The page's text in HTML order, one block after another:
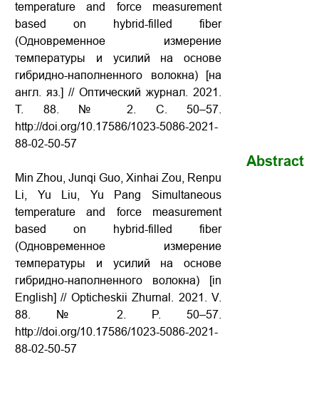
temperature and force measurement
based on hybrid-filled fiber
(Одновременное измерение
температуры и усилий на основе
гибридно-наполненного волокна) [на
англ. яз.] // Оптический журнал. 2021.
Т. 88. № 2. С. 50–57.
http://doi.org/10.17586/1023-5086-2021-
88-02-50-57
Min Zhou, Junqi Guo, Xinhai Zou, Renpu
Li, Yu Liu, Yu Pang Simultaneous
temperature and force measurement
based on hybrid-filled fiber
(Одновременное измерение
температуры и усилий на основе
гибридно-наполненного волокна) [in
English] // Opticheskii Zhurnal. 2021. V.
88. № 2. P. 50–57.
http://doi.org/10.17586/1023-5086-2021-
88-02-50-57
Abstract